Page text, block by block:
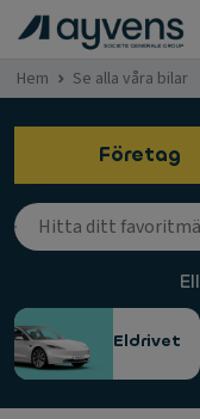
Hem Se alla våra bilar
Företag
Eldrivet